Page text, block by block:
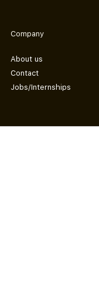
Company
About us
Contact
Jobs/Internships